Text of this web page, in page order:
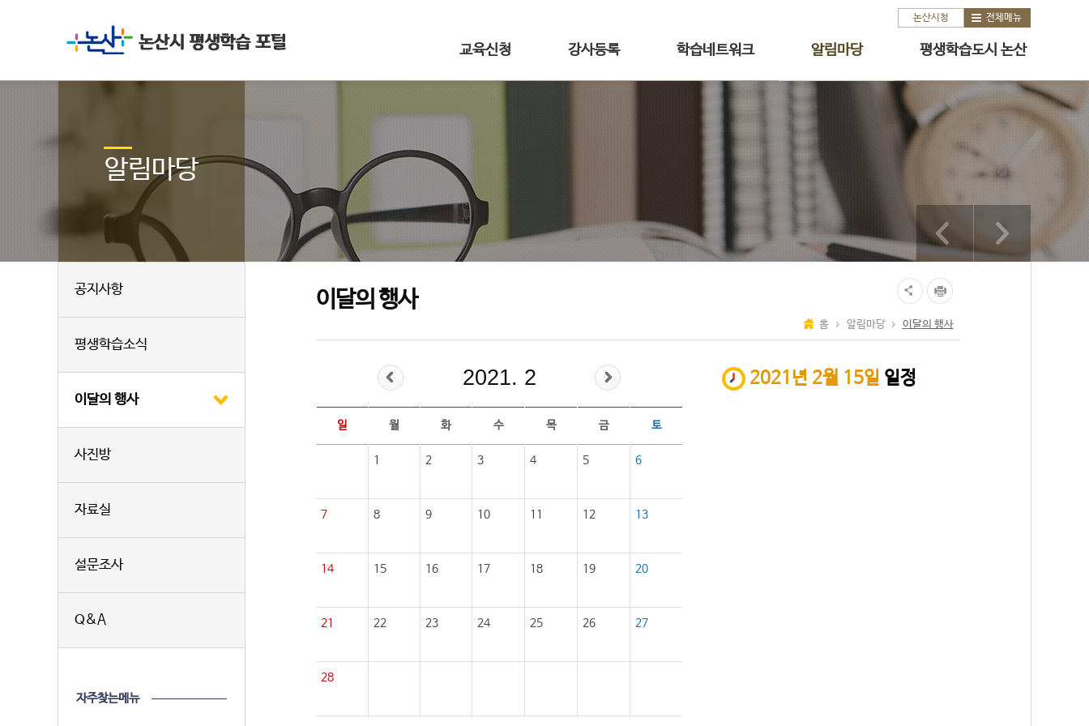
논산시청 전체메뉴
교육신청 강사등록 학습네트워크 알림마당 평생학습도시 논산
알림마당
공지사항
평생학습소식
이달의 행사
사진방
자료실
설문조사
Q&A
자주찾는메뉴
이달의 행사
홈 알림마당 이달의 행사
2021. 2
일 월 화 수 목 금 토
1 2 3 4 5 6
7 8 9 10 11 12 13
14 15 16 17 18 19 20
21 22 23 24 25 26 27
28
2021년 2월 15일 일정